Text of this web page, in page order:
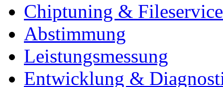
Chiptuning & Fileservice
Abstimmung
Leistungsmessung
Entwicklung &